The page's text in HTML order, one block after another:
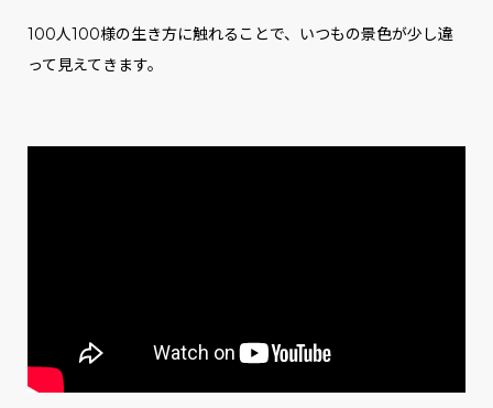
100人100様の生き方に触れることで、いつもの景色が少し違
って見えてきます。